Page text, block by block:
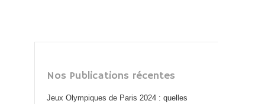
Nos Publications récentes
Jeux Olympiques de Paris 2024 : quelles